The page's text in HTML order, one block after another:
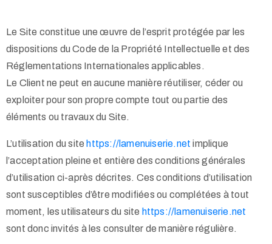
Le Site constitue une œuvre de l’esprit protégée par les
dispositions du Code de la Propriété Intellectuelle et des
Réglementations Internationales applicables.
Le Client ne peut en aucune manière réutiliser, céder ou
exploiter pour son propre compte tout ou partie des
éléments ou travaux du Site.
L’utilisation du site https://lamenuiserie.net implique
l’acceptation pleine et entière des conditions générales
d’utilisation ci-après décrites. Ces conditions d’utilisation
sont susceptibles d’être modifiées ou complétées à tout
moment, les utilisateurs du site https://lamenuiserie.net
sont donc invités à les consulter de manière régulière.